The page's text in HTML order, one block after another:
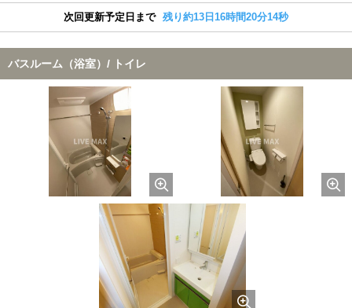
次回更新予定日まで 残り約13日16時間20分13秒
バスルーム（浴室）/ トイレ